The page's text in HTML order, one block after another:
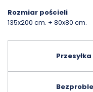
Rozmiar pościeli
135x200 cm. + 80x80 cm.